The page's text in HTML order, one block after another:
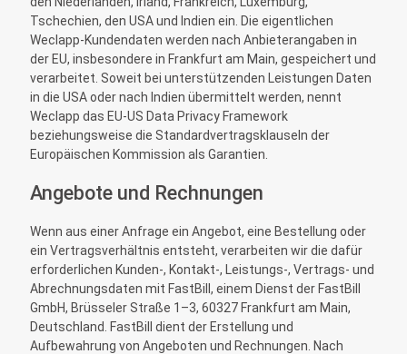
Tschechien, den USA und Indien ein. Die eigentlichen
Weclapp-Kundendaten werden nach Anbieterangaben in
der EU, insbesondere in Frankfurt am Main, gespeichert und
verarbeitet. Soweit bei unterstützenden Leistungen Daten
in die USA oder nach Indien übermittelt werden, nennt
Weclapp das EU-US Data Privacy Framework
beziehungsweise die Standardvertragsklauseln der
Europäischen Kommission als Garantien.
Angebote und Rechnungen
Wenn aus einer Anfrage ein Angebot, eine Bestellung oder
ein Vertragsverhältnis entsteht, verarbeiten wir die dafür
erforderlichen Kunden-, Kontakt-, Leistungs-, Vertrags- und
Abrechnungsdaten mit FastBill, einem Dienst der FastBill
GmbH, Brüsseler Straße 1–3, 60327 Frankfurt am Main,
Deutschland. FastBill dient der Erstellung und
Aufbewahrung von Angeboten und Rechnungen. Nach